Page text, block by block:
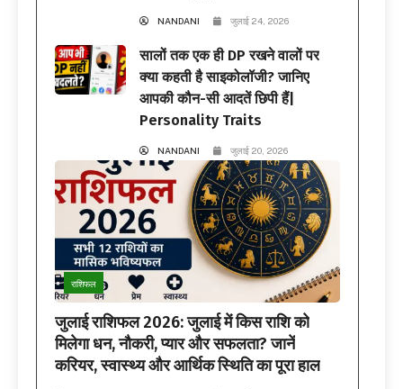
NANDANI जुलाई 24, 2026
सालों तक एक ही DP रखने वालों पर
क्या कहती है साइकोलॉजी? जानिए
आपकी कौन-सी आदतें छिपी हैं|
Personality Traits
NANDANI जुलाई 20, 2026
राशिफल
जुलाई राशिफल 2026: जुलाई में किस राशि को
मिलेगा धन, नौकरी, प्यार और सफलता? जानें
करियर, स्वास्थ्य और आर्थिक स्थिति का पूरा हाल